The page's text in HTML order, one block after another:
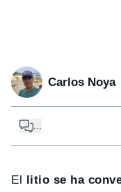
Carlos Noya
...
El
litio se ha